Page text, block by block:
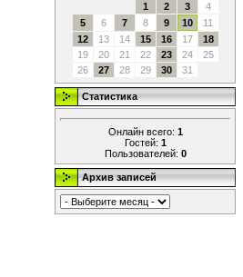
1
2 3
4
5
6 7 8 9 10
11
12
13 14 15 16 17
18
19
20 21 22 23 24
25
26
27 28 29 30 31
Статистика
Онлайн всего: 1
Гостей: 1
Пользователей: 0
Архив записей